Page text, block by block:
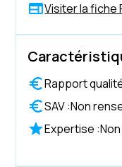
Visiter la fiche
Rapport
SAV :Non
Expertise :